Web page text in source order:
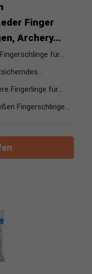
Finger
Archery...
für...
Fingerlinge für...
Fingerschlinge...